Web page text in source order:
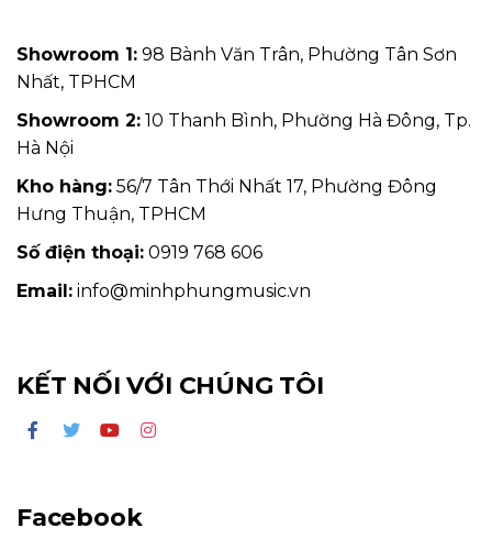
Showroom 1: 98 Bành Văn Trân, Phường Tân Sơn
Nhất, TPHCM
Showroom 2: 10 Thanh Bình, Phường Hà Đông, Tp.
Hà Nội
Kho hàng: 56/7 Tân Thới Nhất 17, Phường Đông
Hưng Thuận, TPHCM
Số điện thoại: 0919 768 606
Email: info@minhphungmusic.vn
KẾT NỐI VỚI CHÚNG TÔI
Facebook